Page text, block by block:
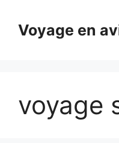
contenuVoyage en
voyage